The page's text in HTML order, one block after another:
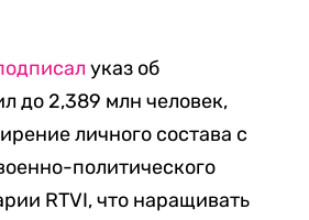
указ об
до 2,389 млн человек,
личного состава с
политического
RTVI, что наращивать